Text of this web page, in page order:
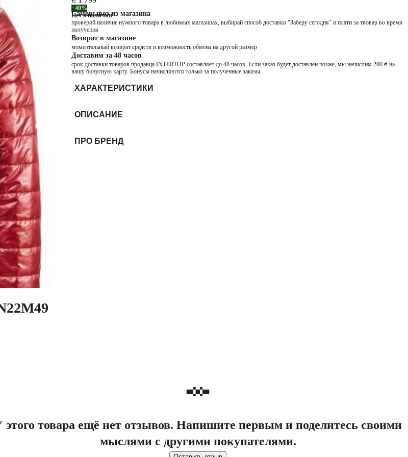
−40%
Нет в наличии
Самовывоз из магазина
проверяй наличие нужного товара в любимых магазинах, выбирай способ доставки "Заберу сегодня" и плати за твовар во время
получения
Возврат в магазине
моментальный возврат средств и возможность обмена на другой размер
Доставим за 48 часов
срок доставки товаров продавца INTERTOP составляет до 48 часов. Если заказ будет доставлен позже, мы начислим 200 ₴ на
вашу бонусную карту. Бонусы начисляются только за полученные заказы.
ХАРАКТЕРИСТИКИ
ОПИСАНИЕ
ПРО БРЕНД
этого товара ещё нет отзывов. Напишите первым и поделитесь своими
мыслями с другими покупателями.